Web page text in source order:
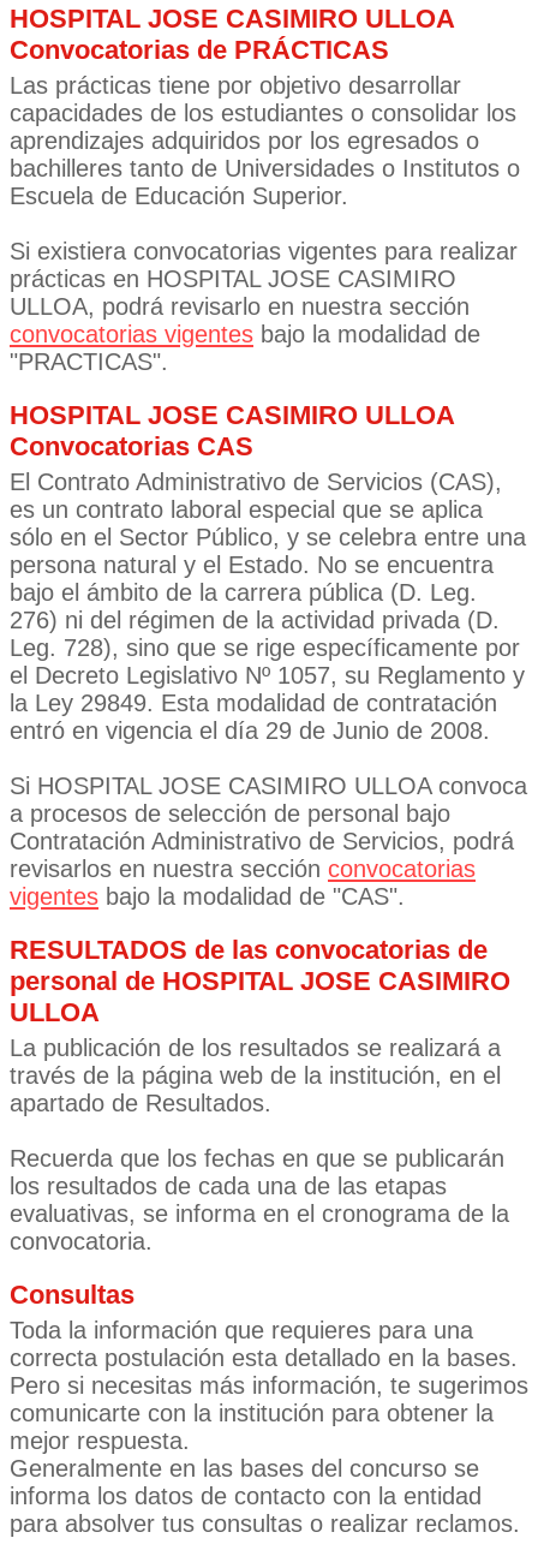
HOSPITAL JOSE CASIMIRO ULLOA
Convocatorias de PRÁCTICAS
Las prácticas tiene por objetivo desarrollar
capacidades de los estudiantes o consolidar los
aprendizajes adquiridos por los egresados o
bachilleres tanto de Universidades o Institutos o
Escuela de Educación Superior.
Si existiera convocatorias vigentes para realizar
prácticas en HOSPITAL JOSE CASIMIRO
ULLOA, podrá revisarlo en nuestra sección
convocatorias vigentes bajo la modalidad de
"PRACTICAS".
HOSPITAL JOSE CASIMIRO ULLOA
Convocatorias CAS
El Contrato Administrativo de Servicios (CAS),
es un contrato laboral especial que se aplica
sólo en el Sector Público, y se celebra entre una
persona natural y el Estado. No se encuentra
bajo el ámbito de la carrera pública (D. Leg.
276) ni del régimen de la actividad privada (D.
Leg. 728), sino que se rige específicamente por
el Decreto Legislativo Nº 1057, su Reglamento y
la Ley 29849. Esta modalidad de contratación
entró en vigencia el día 29 de Junio de 2008.
Si HOSPITAL JOSE CASIMIRO ULLOA convoca
a procesos de selección de personal bajo
Contratación Administrativo de Servicios, podrá
revisarlos en nuestra sección convocatorias
vigentes bajo la modalidad de "CAS".
RESULTADOS de las convocatorias de
personal de HOSPITAL JOSE CASIMIRO
ULLOA
La publicación de los resultados se realizará a
través de la página web de la institución, en el
apartado de Resultados.
Recuerda que los fechas en que se publicarán
los resultados de cada una de las etapas
evaluativas, se informa en el cronograma de la
convocatoria.
Consultas
Toda la información que requieres para una
correcta postulación esta detallado en la bases.
Pero si necesitas más información, te sugerimos
comunicarte con la institución para obtener la
mejor respuesta.
Generalmente en las bases del concurso se
informa los datos de contacto con la entidad
para absolver tus consultas o realizar reclamos.